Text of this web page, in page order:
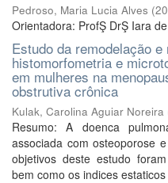
Pedroso, Maria Lucia Alves (
Orientadora: ProfŞ DrŞ Iara
Estudo da remodelação
histomorfometria e
em mulheres na
obstrutiva crônica
Kulak, Carolina Aguiar Noreira
Resumo: A doenca
associada com osteoporose
objetivos deste estudo
bem como os indices